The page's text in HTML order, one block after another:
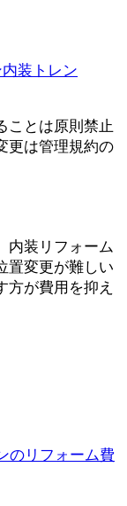
装トレン
ことは原則禁止
更は管理規約の
内装リフォーム
置変更が難しい
方が費用を抑え
のリフォーム費